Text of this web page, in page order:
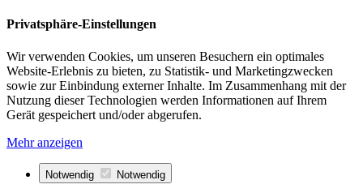
Privatsphäre-Einstellungen
Wir verwenden Cookies, um unseren Besuchern ein optimales
Website-Erlebnis zu bieten, zu Statistik- und Marketingzwecken
sowie zur Einbindung externer Inhalte. Im Zusammenhang mit der
Nutzung dieser Technologien werden Informationen auf Ihrem
Gerät gespeichert und/oder abgerufen.
Mehr anzeigen
Notwendig Notwendig